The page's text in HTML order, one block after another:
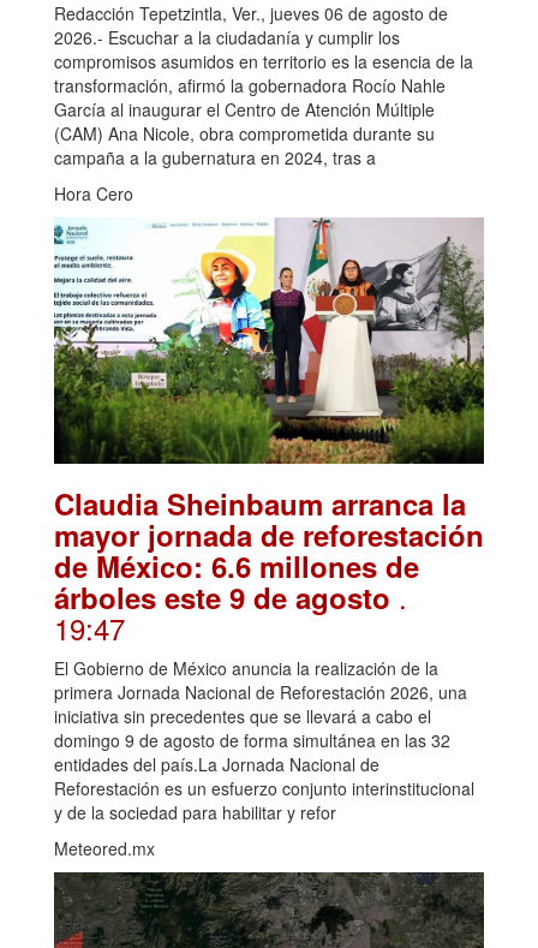
Redacción Tepetzintla, Ver., jueves 06 de agosto de
2026.- Escuchar a la ciudadanía y cumplir los
compromisos asumidos en territorio es la esencia de la
transformación, afirmó la gobernadora Rocío Nahle
García al inaugurar el Centro de Atención Múltiple
(CAM) Ana Nicole, obra comprometida durante su
campaña a la gubernatura en 2024, tras a
Hora Cero
Claudia Sheinbaum arranca la
mayor jornada de reforestación
de México: 6.6 millones de
árboles este 9 de agosto .
19:47
El Gobierno de México anuncia la realización de la
primera Jornada Nacional de Reforestación 2026, una
iniciativa sin precedentes que se llevará a cabo el
domingo 9 de agosto de forma simultánea en las 32
entidades del país.La Jornada Nacional de
Reforestación es un esfuerzo conjunto interinstitucional
y de la sociedad para habilitar y refor
Meteored.mx